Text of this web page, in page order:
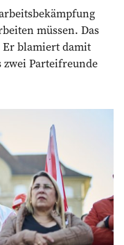
müssen. Das
Er blamiert damit
zwei Parteifreunde